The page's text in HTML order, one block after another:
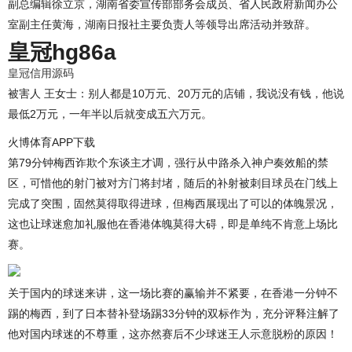
副总编辑徐立京，湖南省委宣传部部务会成员、省人民政府新闻办公
室副主任黄海，湖南日报社主要负责人等领导出席活动并致辞。
皇冠hg86a
皇冠信用源码
被害人 王女士：别人都是10万元、20万元的店铺，我说没有钱，他说
最低2万元，一年半以后就变成五六万元。
火博体育APP下载
第79分钟梅西诈欺个东谈主才调，强行从中路杀入神户奏效船的禁
区，可惜他的射门被对方门将封堵，随后的补射被刺目球员在门线上
完成了突围，固然莫得取得进球，但梅西展现出了可以的体魄景况，
这也让球迷愈加礼服他在香港体魄莫得大碍，即是单纯不肯意上场比
赛。
关于国内的球迷来讲，这一场比赛的赢输并不紧要，在香港一分钟不
踢的梅西，到了日本替补登场踢33分钟的双标作为，充分评释注解了
他对国内球迷的不尊重，这亦然赛后不少球迷王人示意脱粉的原因！